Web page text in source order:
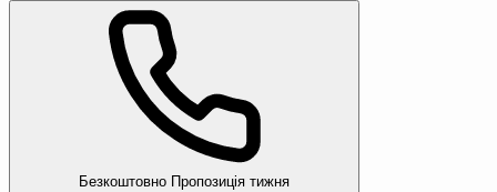
Безкоштовно Пропозиція тижня